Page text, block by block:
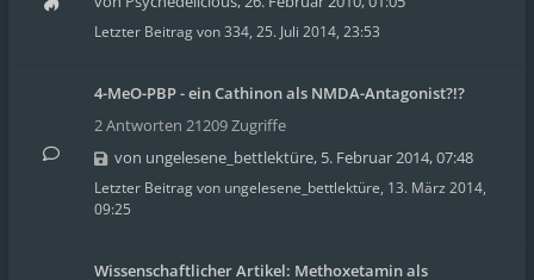
Letzter Beitrag von334, 25. Juli 2014, 23:53
4-MeO-PBP - ein Cathinon als NMDA-Antagonist?!?
2 Antworten 21209 Zugriffe
von ungelesene_bettlektüre, 5. Februar 2014, 07:48
Letzter Beitrag von ungelesene_bettlektüre, 13. März 2014,
09:25
Wissenschaftlicher Artikel: Methoxetamin als